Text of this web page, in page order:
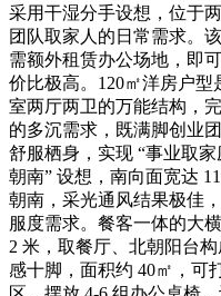
采用干湿分手设想，位于
团队取家人的日常需求。
需额外租赁办公场地，即
价比极高。120㎡洋房户
室两厅两卫的万能结构，
的多沉需求，既满脚创业
舒服栖身，实现 “事业取
朝南” 设想，南向面宽达
朝南，采光通风结果极佳
服度需求。餐客一体的大
2 米，取餐厅、北朝阳台
感十脚，面积约 40㎡，可